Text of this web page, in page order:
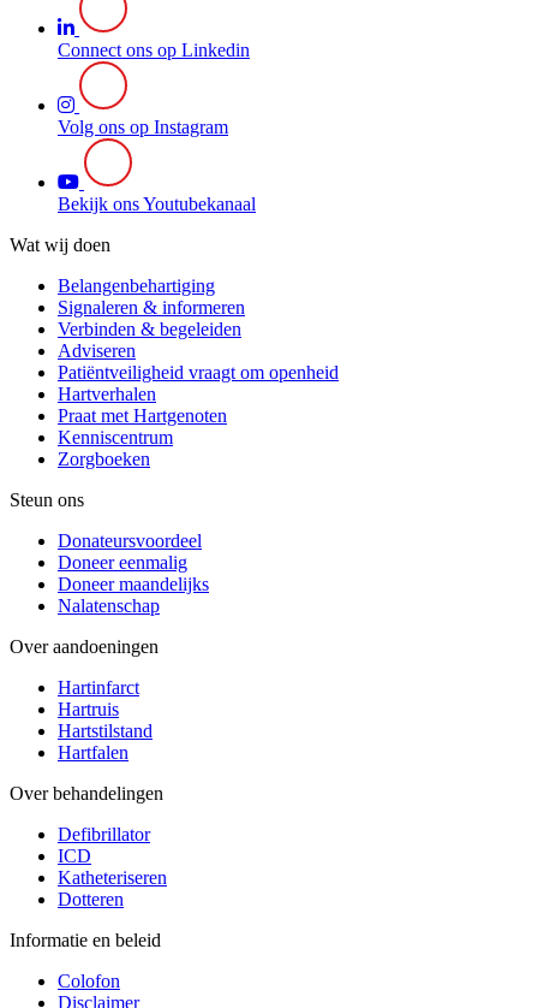
Connect ons op Linkedin
Volg ons op Instagram
Bekijk ons Youtubekanaal
Wat wij doen
Belangenbehartiging
Signaleren & informeren
Verbinden & begeleiden
Adviseren
Patiëntveiligheid vraagt om openheid
Hartverhalen
Praat met Hartgenoten
Kenniscentrum
Zorgboeken
Steun ons
Donateursvoordeel
Doneer eenmalig
Doneer maandelijks
Nalatenschap
Over aandoeningen
Hartinfarct
Hartruis
Hartstilstand
Hartfalen
Over behandelingen
Defibrillator
ICD
Katheteriseren
Dotteren
Informatie en beleid
Colofon
Disclaimer